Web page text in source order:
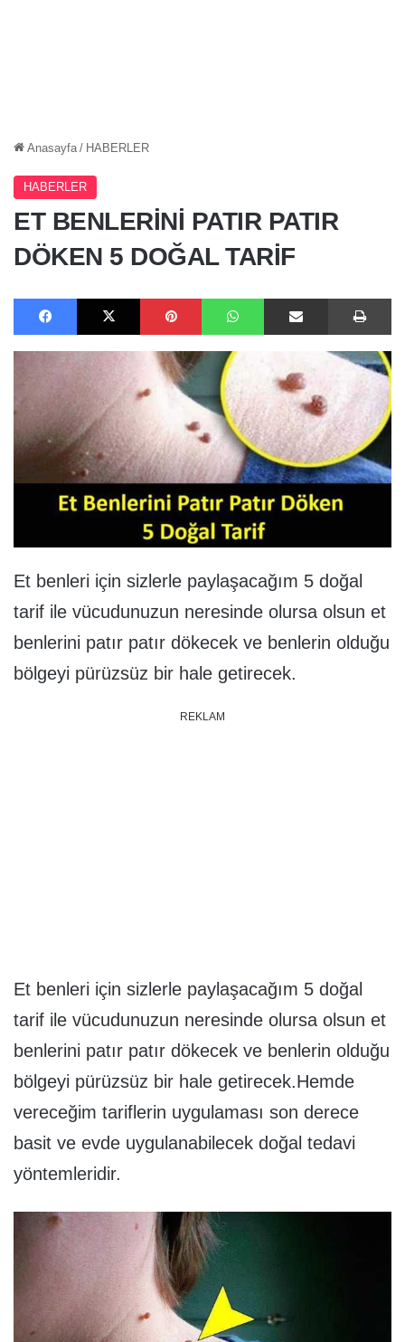
Anasayfa / HABERLER
HABERLER
ET BENLERİNİ PATIR PATIR
DÖKEN 5 DOĞAL TARİF
Facebook X Pinterest WhatsApp E-Posta ile paylaş
Et benleri için sizlerle paylaşacağım 5 doğal
tarif ile vücudunuzun neresinde olursa olsun et
benlerini patır patır dökecek ve benlerin olduğu
bölgeyi pürüzsüz bir hale getirecek.
REKLAM
Et benleri için sizlerle paylaşacağım 5 doğal
tarif ile vücudunuzun neresinde olursa olsun et
benlerini patır patır dökecek ve benlerin olduğu
bölgeyi pürüzsüz bir hale getirecek.Hemde
vereceğim tariflerin uygulaması son derece
basit ve evde uygulanabilecek doğal tedavi
yöntemleridir.